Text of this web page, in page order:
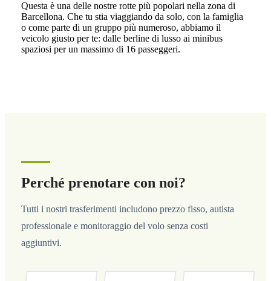
Questa è una delle nostre rotte più popolari nella zona di
Barcellona. Che tu stia viaggiando da solo, con la famiglia
o come parte di un gruppo più numeroso, abbiamo il
veicolo giusto per te: dalle berline di lusso ai minibus
spaziosi per un massimo di 16 passeggeri.
Perché prenotare con noi?
Tutti i nostri trasferimenti includono prezzo fisso, autista
professionale e monitoraggio del volo senza costi
aggiuntivi.